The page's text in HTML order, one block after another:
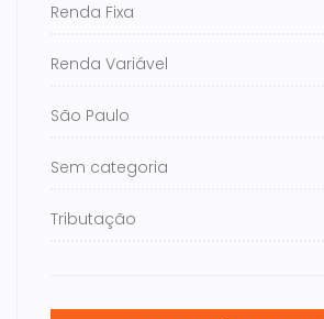
Renda Fixa
Renda Variável
São Paulo
Sem categoria
Tributação